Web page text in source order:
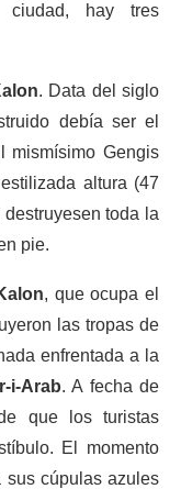
hay tres
. Data del siglo
debía ser el
mismísimo Gengis
altura (47
toda la
pie.
, que ocupa el
las tropas de
enfrentada a la
i-Arab. A fecha de
que los turistas
El momento
sus cúpulas azules